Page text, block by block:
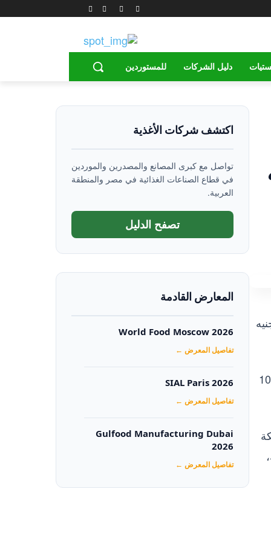
دليل الشركات للمستوردين
بقيمة 130 مليون جنيه
وقال محمود حمدي، مسئول المبيعات بالشركة، إن “زادنا” تستعد لافتتاح 4 منافذ بيع جديدة باستثمارات تصل إلى 10
اكتشف شركات الأغذية
تواصل مع كبرى المصانع والمصدرين والموردين
في قطاع الصناعات الغذائية في مصر والمنطقة
العربية.
تصفح الدليل
المعارض القادمة
World Food Moscow 2026
تفاصيل المعرض ←
SIAL Paris 2026
تفاصيل المعرض ←
Gulfood Manufacturing Dubai
2026‏
تفاصيل المعرض ←